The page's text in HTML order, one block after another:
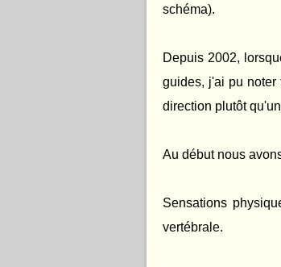
schéma).
Depuis 2002,
guides, j'ai pu noter
direction plutôt
Au début nous
Sensations
vertébrale.